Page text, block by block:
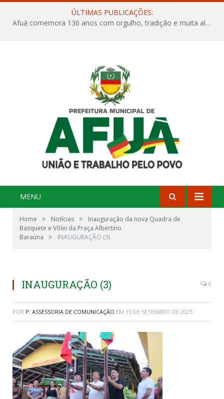
ÚLTIMAS PUBLICAÇÕES:
Afuá comemora 136 anos com orgulho, tradição e muita alegria na Quadra Dr. Nelson Salomão
MENU
Home » Notícias »
Inauguração da nova Quadra de
Basquete e Vôlei da Praça Albertino
Baraúna
» INAUGURAÇÃO (3)
INAUGURAÇÃO (3) 0
POR P: ASSESSORIA DE COMUNICAÇÃO EM 15 DE SETEMBRO DE 2025